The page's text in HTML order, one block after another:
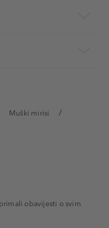
Muški mirisi
obavijesti o svim